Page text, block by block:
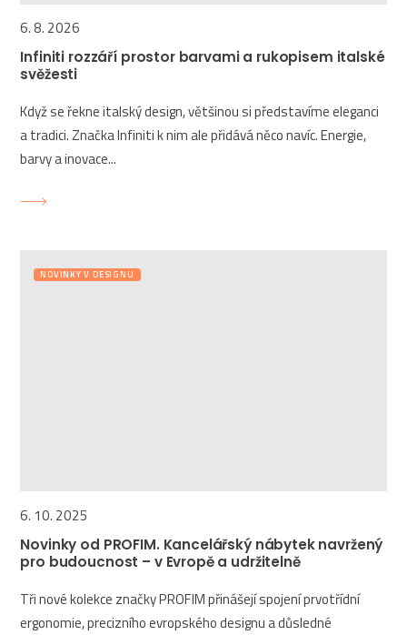
6. 8. 2026
Infiniti rozzáří prostor barvami a rukopisem italské
svěžesti
Když se řekne italský design, většinou si představíme eleganci
a tradici. Značka Infiniti k nim ale přidává něco navíc. Energie,
barvy a inovace...
NOVINKY V DESIGNU
6. 10. 2025
Novinky od PROFIM. Kancelářský nábytek navržený
pro budoucnost – v Evropě a udržitelně
Tři nové kolekce značky PROFIM přinášejí spojení prvotřídní
ergonomie, precizního evropského designu a důsledné